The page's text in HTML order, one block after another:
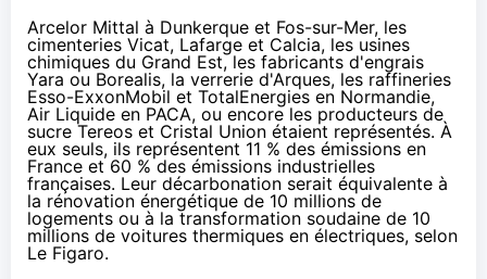
Arcelor Mittal à Dunkerque et Fos-sur-Mer, les
cimenteries Vicat, Lafarge et Calcia, les usines
chimiques du Grand Est, les fabricants d'engrais
Yara ou Borealis, la verrerie d'Arques, les raffineries
Esso-ExxonMobil et TotalEnergies en Normandie,
Air Liquide en PACA, ou encore les producteurs de
sucre Tereos et Cristal Union étaient représentés. À
eux seuls, ils représentent 11 % des émissions en
France et 60 % des émissions industrielles
françaises. Leur décarbonation serait équivalente à
la rénovation énergétique de 10 millions de
logements ou à la transformation soudaine de 10
millions de voitures thermiques en électriques, selon
Le Figaro.